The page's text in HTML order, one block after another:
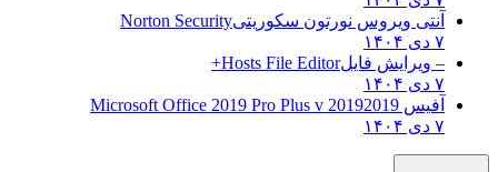
آنتی ویروس نورتون سکوریتیNorton Security
۷ دی ۱۴۰۴
– ویرایش فایلHosts File Editor+
۷ دی ۱۴۰۴
آفیس 2019 2019 Microsoft Office 2019 Pro Plus v
۷ دی ۱۴۰۴